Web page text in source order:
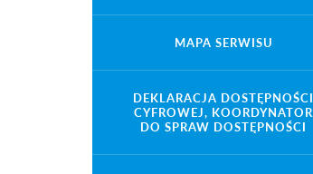
MAPA SERWISU
DEKLARACJA DOSTĘPNOŚCI
CYFROWEJ, KOORDYNATOR
DO SPRAW DOSTĘPNOŚCI